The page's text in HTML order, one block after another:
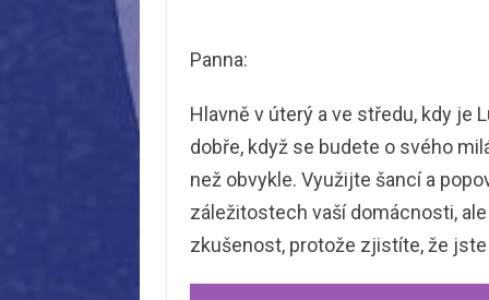
Panna:
Hlavně v úterý a ve středu, kdy je
dobře, když se budete o svého
než obvykle. Využijte šancí a
záležitostech vaší domácnosti,
zkušenost, protože zjistíte, že